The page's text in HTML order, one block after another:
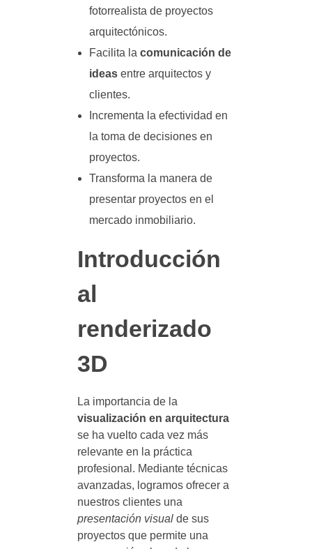
fotorrealista de proyectos
arquitectónicos.
Facilita lacomunicación de
ideas entre arquitectos y
clientes.
Incrementa la efectividad en
la toma de decisiones en
proyectos.
Transforma la manera de
presentar proyectos en el
mercado inmobiliario.
Introducción
al
renderizado
3D
La importancia de la
visualización en arquitectura
se ha vuelto cada vez más
relevante en la práctica
profesional. Mediante técnicas
avanzadas, logramos ofrecer a
nuestros clientes una
presentación visualde sus
proyectos que permite una